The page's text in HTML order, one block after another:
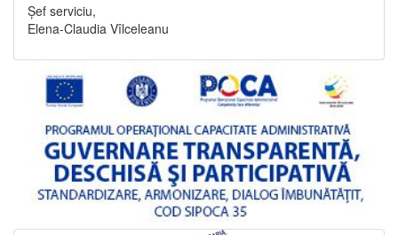
Șef serviciu,
Elena-Claudia Vîlceleanu